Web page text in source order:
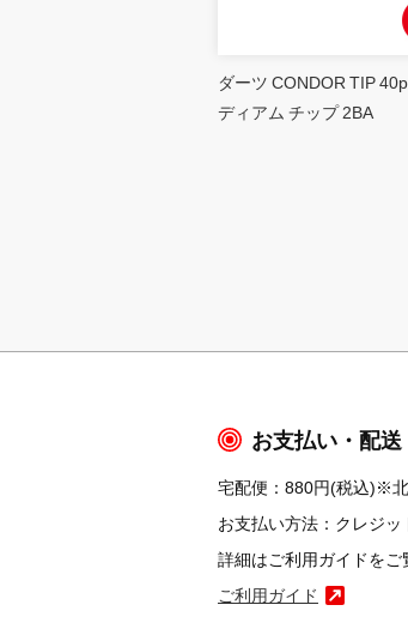
ダーツ CONDOR TIP
ディアム チップ 2BA
お支払い・配
宅配便：880円(税込)※
お支払い方法：クレジ
詳細はご利用ガイドをご
ご利用ガイド